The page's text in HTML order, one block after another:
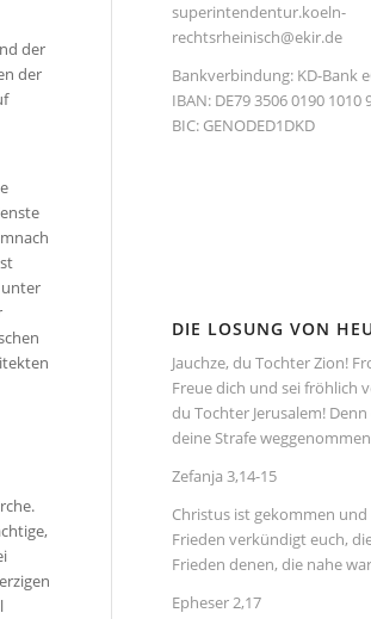
der
der
unter
superintendentur.koeln-
rechtsrheinisch@ekir.de
Bankverbindung: KD-Bank
IBAN: DE79 3506 0190 1010
BIC: GENODED1DKD
DIE LOSUNG VON
Jauchze, du Tochter Zion!
Freue dich und sei fröhlich
du Tochter Jerusalem! Denn
deine Strafe
Zefanja 3,14-15
Christus ist gekommen
Frieden verkündigt euch,
Frieden denen, die nahe
Epheser 2,17